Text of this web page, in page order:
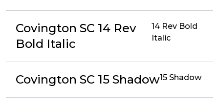
Covington SC 14 Rev
Bold Italic
14 Rev Bold
Italic
Covington SC 15 Shadow15 Shadow